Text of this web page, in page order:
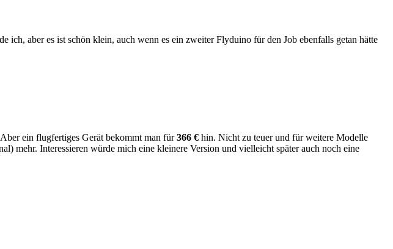
ich, aber es ist schön klein, auch wenn es ein zweiter Flyduino für den Job ebenfalls getan hätte
ein flugfertiges Gerät bekommt man für366 € hin. Nicht zu teuer und für weitere Modelle
mehr. Interessieren würde mich eine kleinere Version und vielleicht später auch noch eine